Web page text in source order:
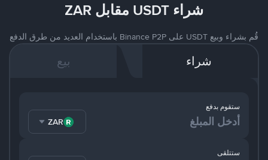
شراء USDT مقابل ZAR
قُم بشراء وبيع USDT على Binance P2P باستخدام العديد من طرق الدفع
شراء بيع
ستقوم بدفع
ZAR
ستتلقى